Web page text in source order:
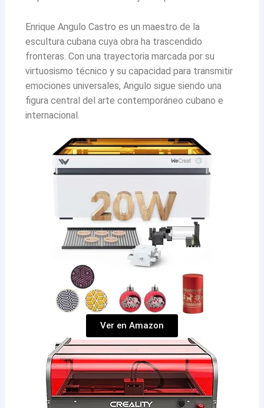
Enrique Angulo Castro es un maestro de la
escultura cubana cuya obra ha trascendido
fronteras. Con una trayectoria marcada por su
virtuosismo técnico y su capacidad para transmitir
emociones universales, Angulo sigue siendo una
figura central del arte contemporáneo cubano e
internacional.
Ver en Amazon